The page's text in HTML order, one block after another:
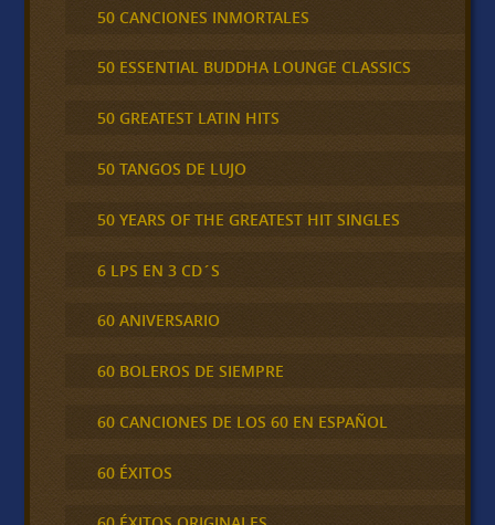
50 CANCIONES INMORTALES
50 ESSENTIAL BUDDHA LOUNGE CLASSICS
50 GREATEST LATIN HITS
50 TANGOS DE LUJO
50 YEARS OF THE GREATEST HIT SINGLES
6 LPS EN 3 CD´S
60 ANIVERSARIO
60 BOLEROS DE SIEMPRE
60 CANCIONES DE LOS 60 EN ESPAÑOL
60 ÉXITOS